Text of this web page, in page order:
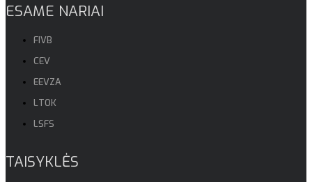
ESAME NARIAI
FIVB
CEV
EEVZA
LTOK
LSFS
TAISYKLĖS